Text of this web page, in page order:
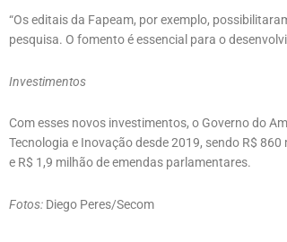
“Os editais da Fapeam, por exemplo,
pesquisa. O fomento é essencial para o
Investimentos
Com esses novos investimentos, o Governo do
Tecnologia e Inovação desde 2019, sendo R$
e R$ 1,9 milhão de emendas parlamentares.
Fotos: Diego Peres/Secom